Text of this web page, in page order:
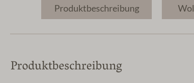
Produktbeschreibung
Produktbeschreibung